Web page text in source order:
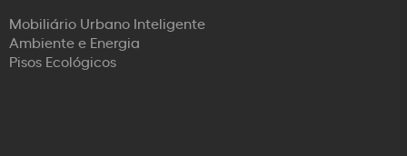
Mobiliário Urbano Inteligente
Ambiente e Energia
Pisos Ecológicos